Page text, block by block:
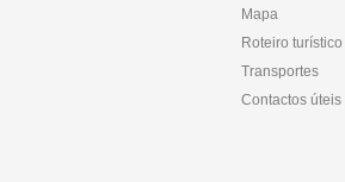
Mapa
Roteiro turístico
Transportes
Contactos úteis